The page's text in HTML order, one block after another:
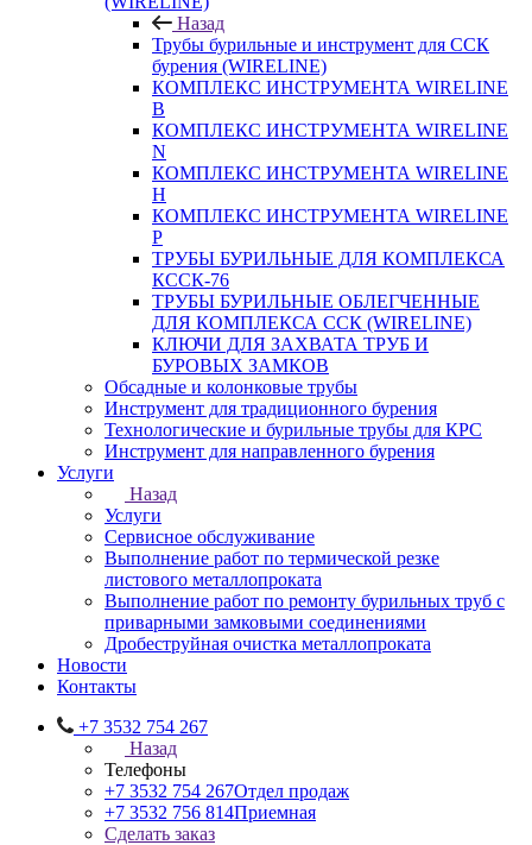
Назад
Трубы бурильные и инструмент для ССК
бурения (WIRELINE)
КОМПЛЕКС ИНСТРУМЕНТА WIRELINE
B
КОМПЛЕКС ИНСТРУМЕНТА WIRELINE
N
КОМПЛЕКС ИНСТРУМЕНТА WIRELINE
H
КОМПЛЕКС ИНСТРУМЕНТА WIRELINE
P
ТРУБЫ БУРИЛЬНЫЕ ДЛЯ КОМПЛЕКСА
КССК-76
ТРУБЫ БУРИЛЬНЫЕ ОБЛЕГЧЕННЫЕ
ДЛЯ КОМПЛЕКСА ССК (WIRELINE)
КЛЮЧИ ДЛЯ ЗАХВАТА ТРУБ И
БУРОВЫХ ЗАМКОВ
Обсадные и колонковые трубы
Инструмент для традиционного бурения
Технологические и бурильные трубы для КРС
Инструмент для направленного бурения
Услуги
Назад
Услуги
Сервисное обслуживание
Выполнение работ по термической резке
листового металлопроката
Выполнение работ по ремонту бурильных труб с
приварными замковыми соединениями
Дробеструйная очистка металлопроката
Новости
Контакты
+7 3532 754 267
Назад
Телефоны
+7 3532 754 267Отдел продаж
+7 3532 756 814Приемная
Сделать заказ